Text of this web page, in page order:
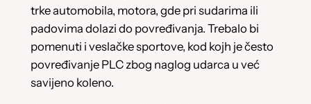
trke automobila, motora, gde pri sudarima ili
padovima dolazi do povređivanja. Trebalo bi
pomenuti i veslačke sportove, kod kojh je često
povređivanje PLC zbog naglog udarca u već
savijeno koleno.